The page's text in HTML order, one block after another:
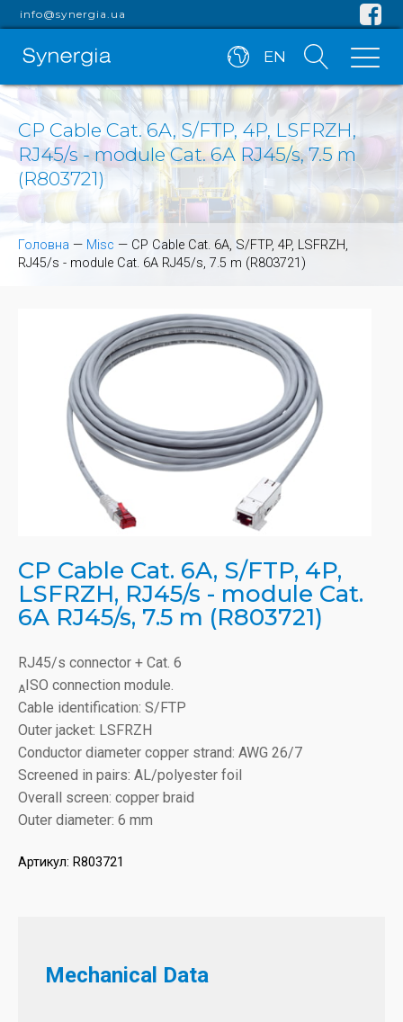
info@synergia.ua
EN
CP Cable Cat. 6A, S/FTP, 4P, LSFRZH,
RJ45/s - module Cat. 6A RJ45/s, 7.5 m
(R803721)
Головна — Misc — CP Cable Cat. 6A, S/FTP, 4P, LSFRZH,
RJ45/s - module Cat. 6A RJ45/s, 7.5 m (R803721)
CP Cable Cat. 6A, S/FTP, 4P,
LSFRZH, RJ45/s - module Cat.
6A RJ45/s, 7.5 m (R803721)
RJ45/s connector + Cat. 6
AISO connection module.
Cable identification: S/FTP
Outer jacket: LSFRZH
Conductor diameter copper strand: AWG 26/7
Screened in pairs: AL/polyester foil
Overall screen: copper braid
Outer diameter: 6 mm
Артикул: R803721
Mechanical Data